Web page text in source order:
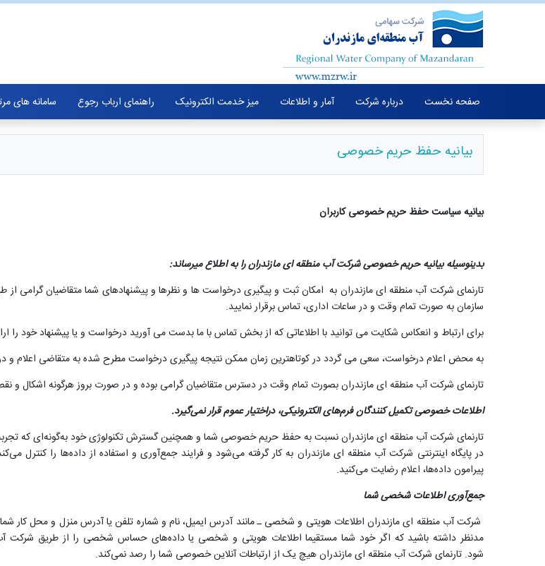
صفحه نخست درباره شرکت آمار و اطلاعات میز خدمت الکترونیک راهنمای ارباب رجوع سامانه های
بیانیه حفظ حریم خصوصی
بیانیه سیاست حفظ حریم خصوصی کاربران
بدینوسیله بیانیه حریم خصوصی شرکت آب منطقه ای مازندرانرا به اطلاع میرساند:
تارنمای شرکت آب منطقه ای مازندران به امکان ثبت و پیگیری درخواست ها و نظرها و پیشنهادهای شما متقاضیان گرامی
سازمان به صورت تمام وقت و در ساعات اداری، تماس برقرار نمایید.
برای ارتباط و انعکاس شکایت می توانید با اطلاعاتی که از بخش تماس با ما بدست می آورید درخواست و یا پیشنهاد خود را
به محض اعلام درخواست، سعی می گردد در کوتاهترین زمان ممکن نتیجه پیگیری درخواست مطرح شده به متقاضی اعلام
تارنمای شرکت آب منطقه ای مازندران بصورت تمام وقت در دسترس متقاضیان گرامی بوده و در صورت بروز هرگونه اشکال و
اطلاعات خصوصی تکمیل کنندگان فرم‌های الکترونیکی، دراختیار عموم قرار نمی‌گیرد.
تارنمای شرکت آب منطقه ای مازندران نسبت به حفظ حریم خصوصی شما و همچنین گسترش تکنولوژی خود به‌گونه‌ای که
در پایگاه اینترنتی شرکت آب منطقه ای مازندران به کار گرفته می‌شود و فرایند جمع‌آوری و استفاده از داده‌ها را کنترل
پیرامون داده‌ها، اعلام رضایت می‌کنید.
جمع‌آوری اطلاعات شخصی شما
شرکت آب منطقه ای مازندران اطلاعات هویتی و شخصی ـ مانند آدرس ایمیل، نام و شماره تلفن یا آدرس منزل و محل کار
مدنظر داشته باشید که اگر خود شما مستقیما اطلاعات هویتی و شخصی یا داده‌های حساس شخصی را از طریق شرکت آب
شود. تارنمای شرکت آب منطقه ای مازندران هیچ یک از ارتباطات آنلاین خصوصی شما را رصد نمی‌کند.